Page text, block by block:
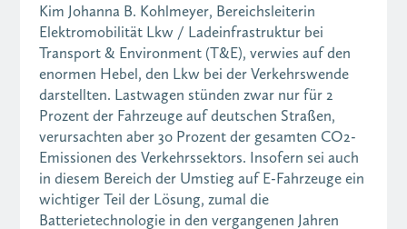
Kim Johanna B. Kohlmeyer, Bereichsleiterin
Elektromobilität Lkw / Ladeinfrastruktur bei
Transport & Environment (T&E), verwies auf den
enormen Hebel, den Lkw bei der Verkehrswende
darstellten. Lastwagen stünden zwar nur für 2
Prozent der Fahrzeuge auf deutschen Straßen,
verursachten aber 30 Prozent der gesamten CO2-
Emissionen des Verkehrssektors. Insofern sei auch
in diesem Bereich der Umstieg auf E-Fahrzeuge ein
wichtiger Teil der Lösung, zumal die
Batterietechnologie in den vergangenen Jahren